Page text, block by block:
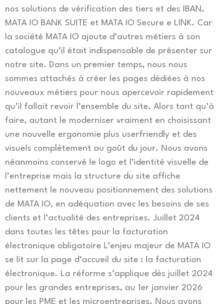
nos solutions de vérification des tiers et des IBAN,
MATA IO BANK SUITE et MATA IO Secure e LINK. Car
la société MATA IO ajoute d’autres métiers à son
catalogue qu’il était indispensable de présenter sur
notre site. Dans un premier temps, nous nous
sommes attachés à créer les pages dédiées à nos
nouveaux métiers pour nous apercevoir rapidement
qu’il fallait revoir l’ensemble du site. Alors tant qu’à
faire, autant le moderniser vraiment en choisissant
une nouvelle ergonomie plus userfriendly et des
visuels complètement au goût du jour. Nous avons
néanmoins conservé le logo et l’identité visuelle de
l’entreprise mais la structure du site affiche
nettement le nouveau positionnement des solutions
de MATA IO, en adéquation avec les besoins de ses
clients et l’actualité des entreprises. Juillet 2024
dans toutes les têtes pour la facturation
électronique obligatoire L’enjeu majeur de MATA IO
se lit sur la page d’accueil du site : la facturation
électronique. La réforme s’applique dès juillet 2024
pour les grandes entreprises, au 1er janvier 2026
pour les PME et les microentreprises. Nous avons